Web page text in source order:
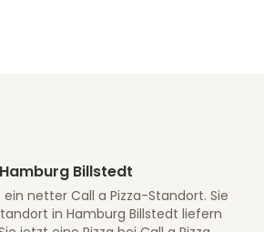
Billstedt
netter Call a Pizza-Standort. Sie
in Hamburg Billstedt liefern